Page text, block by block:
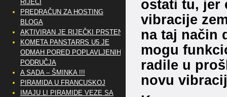
ostati tu, jer
vibracije
na taj način
mogu
radile u
novu
RIJEČI
PREDRAČUN ZA HOSTING
BLOGA
AKTIVIRAN JE RIJEČKI PRSTEN
KOMETA PANSTARRS U5 JE
ODMAH PORED POPLAVLJENIH
PODRUČJA
A SADA – ŠMINKA !!!
PIRAMIDA U FRANCUSKOJ
IMAJU LI PIRAMIDE VEZE SA